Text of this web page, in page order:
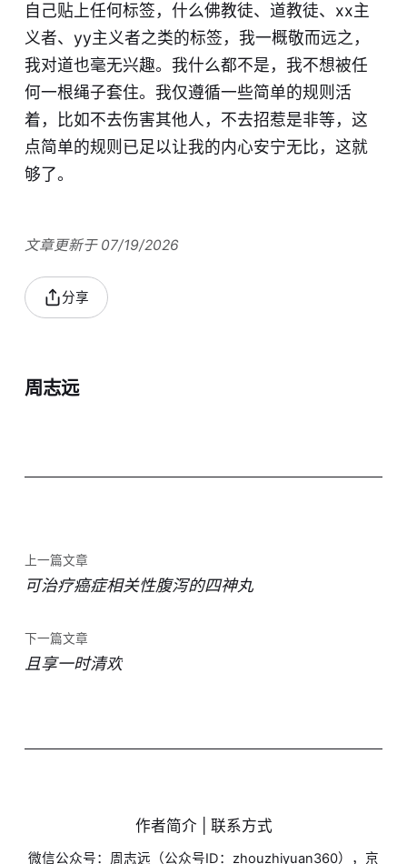
自己贴上任何标签，什么佛教徒、道教徒、xx主
义者、yy主义者之类的标签，我一概敬而远之，
我对道也毫无兴趣。我什么都不是，我不想被任
何一根绳子套住。我仅遵循一些简单的规则活
着，比如不去伤害其他人，不去招惹是非等，这
点简单的规则已足以让我的内心安宁无比，这就
够了。
文章更新于 07/19/2026
分享
周志远
上一篇文章
可治疗癌症相关性腹泻的四神丸
下一篇文章
且享一时清欢
作者简介 | 联系方式
微信公众号：周志远（公众号ID：zhouzhiyuan360），京